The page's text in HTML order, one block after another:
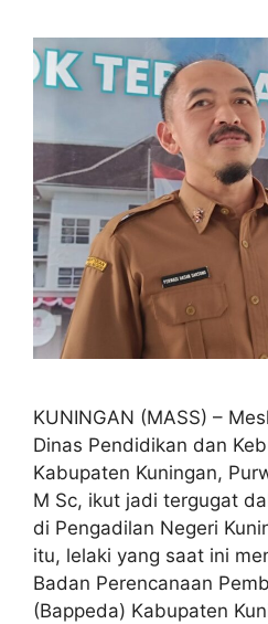
KUNINGAN (MASS) –
Dinas Pendidikan dan
Kabupaten Kuningan,
M Sc, ikut jadi tergugat
di Pengadilan Negeri
itu, lelaki yang saat ini
Badan Perencanaan
(Bappeda) Kabupaten